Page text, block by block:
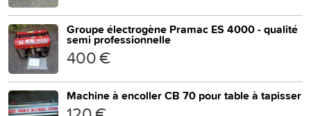
Groupe électrogène Pramac ES 4000 - qualité
semi professionnelle
400 €
Machine à encoller CB 70 pour table à tapisser